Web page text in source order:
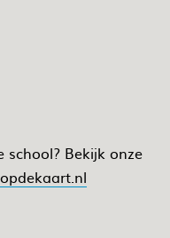
school? Bekijk onze